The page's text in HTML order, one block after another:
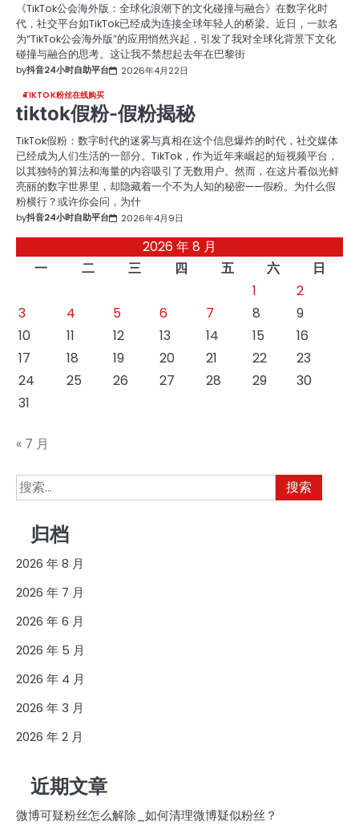
《TikTok公会海外版：全球化浪潮下的文化碰撞与融合》在数字化时
代，社交平台如TikTok已经成为连接全球年轻人的桥梁。近日，一款名
为“TikTok公会海外版”的应用悄然兴起，引发了我对全球化背景下文化
碰撞与融合的思考。这让我不禁想起去年在巴黎街
by抖音24小时自助平台 2026年4月22日
TIKTOK粉丝在线购买
tiktok假粉-假粉揭秘
TikTok假粉：数字时代的迷雾与真相在这个信息爆炸的时代，社交媒体
已经成为人们生活的一部分。TikTok，作为近年来崛起的短视频平台，
以其独特的算法和海量的内容吸引了无数用户。然而，在这片看似光鲜
亮丽的数字世界里，却隐藏着一个不为人知的秘密——假粉。为什么假
粉横行？或许你会问，为什
by抖音24小时自助平台 2026年4月9日
2026 年 8 月
一
二 三 四 五 六
日
1
2
3
4 5 6 7 8
9
10
11 12 13 14 15
16
17
18 19 20 21 22
23
24
25 26 27 28 29
30
31
« 7 月
搜
索：
归档
2026 年 8 月
2026 年 7 月
2026 年 6 月
2026 年 5 月
2026 年 4 月
2026 年 3 月
2026 年 2 月
近期文章
微博可疑粉丝怎么解除_如何清理微博疑似粉丝？